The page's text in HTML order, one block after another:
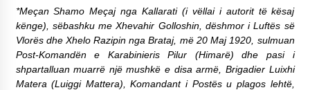
*Meçan Shamo Meçaj nga Kallarati (i vëllai i autorit të kësaj
kënge), sëbashku me Xhevahir Golloshin, dëshmor i Luftës së
Vlorës dhe Xhelo Razipin nga Brataj, më 20 Maj 1920, sulmuan
Post-Komandën e Karabinieris Pilur (Himarë) dhe pasi i
shpartalluan muarrë një mushkë e disa armë, Brigadier Luixhi
Matera (Luiggi Mattera), Komandant i Postës u plagos lehtë,